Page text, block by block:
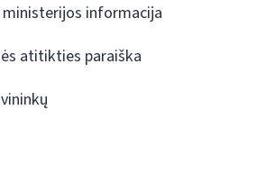
informacija
atitikties paraiška